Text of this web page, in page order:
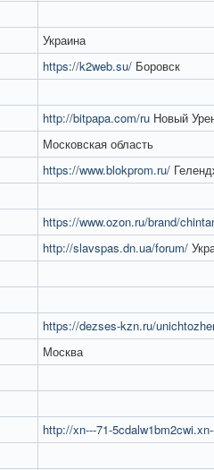
Украина
https://k2web.su/ Боровск
http://bitpapa.com/ru Новый
Московская область
https://www.blokprom.ru/
https://www.ozon.ru/brand/
http://slavspas.dn.ua/forum/
https://dezses-kzn.ru/
Москва
http://xn---71-